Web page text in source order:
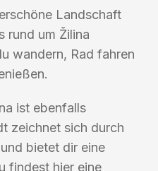
Landschaft
rund um Žilina
wandern, Rad fahren
ist ebenfalls
zeichnet sich durch
bietet dir eine
findest hier eine